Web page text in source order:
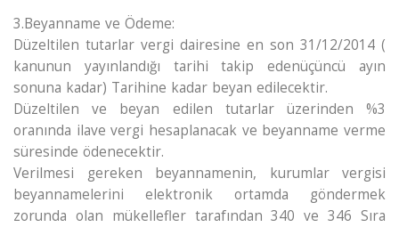
3.Beyanname ve Ödeme:
Düzeltilen tutarlar vergi dairesine en son 31/12/2014 (
kanunun yayınlandığı tarihi takip edenüçüncü ayın
sonuna kadar) Tarihine kadar beyan edilecektir.
Düzeltilen ve beyan edilen tutarlar üzerinden %3
oranında ilave vergi hesaplanacak ve beyanname verme
süresinde ödenecektir.
Verilmesi gereken beyannamenin, kurumlar vergisi
beyannamelerini elektronik ortamda göndermek
zorunda olan mükellefler tarafından 340 ve 346 Sıra